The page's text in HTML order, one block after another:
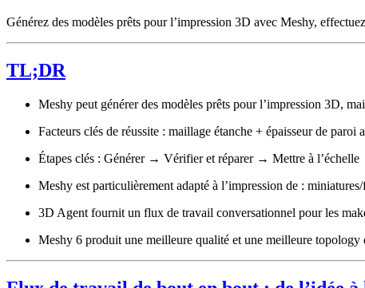
Générez des modèles prêts pour l’impression 3D avec Meshy,
TL;DR
Meshy peut générer des modèles prêts pour l’impression 3D,
Facteurs clés de réussite : maillage étanche + épaisseur de paroi
Étapes clés : Générer → Vérifier et réparer → Mettre à
Meshy est particulièrement adapté à l’impression de :
3D Agent fournit un flux de travail conversationnel pour les
Meshy 6 produit une meilleure qualité et une meilleure topology